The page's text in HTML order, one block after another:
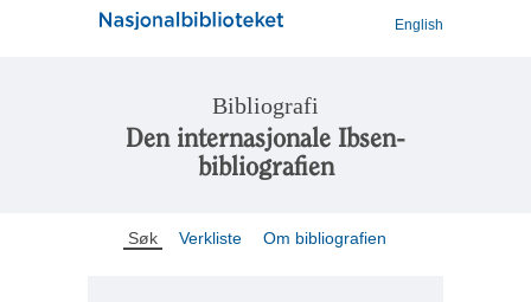
English
Bibliografi
Den internasjonale Ibsen-
bibliografien
Søk Verkliste Om bibliografien